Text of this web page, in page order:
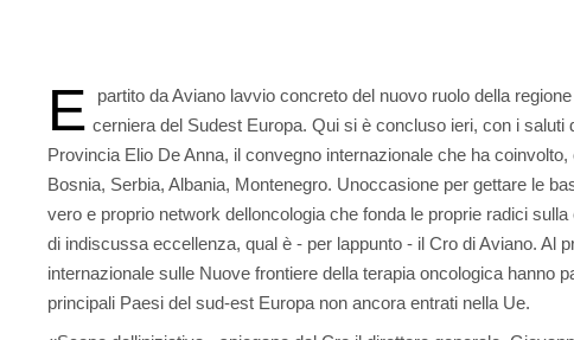
E
 partito da Aviano lavvio concreto del nuovo ruolo della
cerniera del Sudest Europa. Qui si è concluso ieri, con i saluti
Provincia Elio De Anna, il convegno internazionale che ha
Bosnia, Serbia, Albania, Montenegro. Unoccasione per gettare le
vero e proprio network delloncologia che fonda le proprie radici
di indiscussa eccellenza, qual è - per lappunto - il Cro di Aviano. Al
internazionale sulle Nuove frontiere della terapia oncologica hanno
principali Paesi del sud-est Europa non ancora entrati nella Ue.